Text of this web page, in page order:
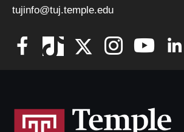
tujinfo@tuj.temple.edu